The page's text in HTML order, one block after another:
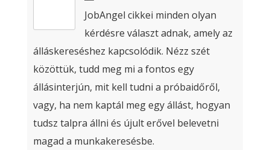
JobAngel cikkei minden olyan
kérdésre választ adnak, amely az
álláskereséshez kapcsolódik. Nézz szét
közöttük, tudd meg mi a fontos egy
állásinterjún, mit kell tudni a próbaidőről,
vagy, ha nem kaptál meg egy állást, hogyan
tudsz talpra állni és újult erővel belevetni
magad a munkakeresésbe.